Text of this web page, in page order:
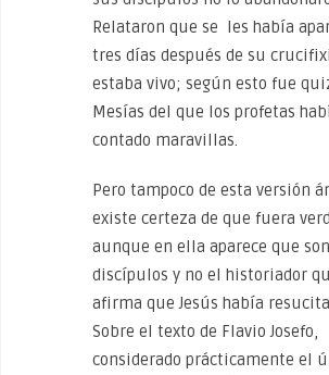
Relataron que se les había
tres días después de su
estaba vivo; según esto fue
Mesías del que los profetas
contado maravillas.
Pero tampoco de esta versión
existe certeza de que fuera
aunque en ella aparece que son
discípulos y no el historiador
afirma que Jesús había
Sobre el texto de Flavio Josefo,
considerado prácticamente el